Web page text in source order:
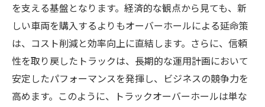
を支える基盤となります。経済的な観点から見ても、新
しい車両を購入するよりもオーバーホールによる延命策
は、コスト削減と効率向上に直結します。さらに、信頼
性を取り戻したトラックは、長期的な運用計画において
安定したパフォーマンスを発揮し、ビジネスの競争力を
高めます。このように、トラックオーバーホールは単な